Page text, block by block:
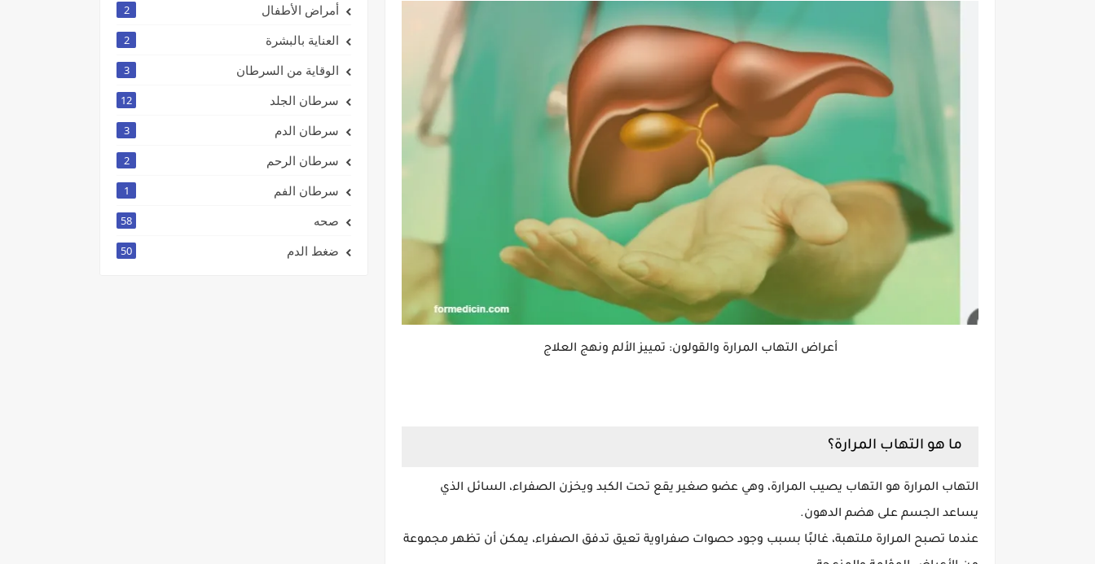
أعراض التهاب المرارة والقولون: تمييز الألم ونهج العلاج
ما هو التهاب المرارة؟
التهاب المرارة هو التهاب يصيب المرارة، وهي عضو صغير يقع تحت الكبد ويخزن الصفراء، السائل الذي
يساعد الجسم على هضم الدهون.
عندما تصبح المرارة ملتهبة، غالبًا بسبب وجود حصوات صفراوية تعيق تدفق الصفراء، يمكن أن تظهر مجموعة
أمراض الأطفال 2
العناية بالبشرة 2
الوقاية من السرطان 3
سرطان الجلد 12
سرطان الدم 3
سرطان الرحم 2
سرطان الفم 1
صحه 58
ضغط الدم 50